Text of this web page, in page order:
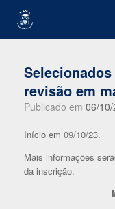
content
revisão em
Publicado em 06/
Início em 09/10/23.
Mais informações
da inscrição.